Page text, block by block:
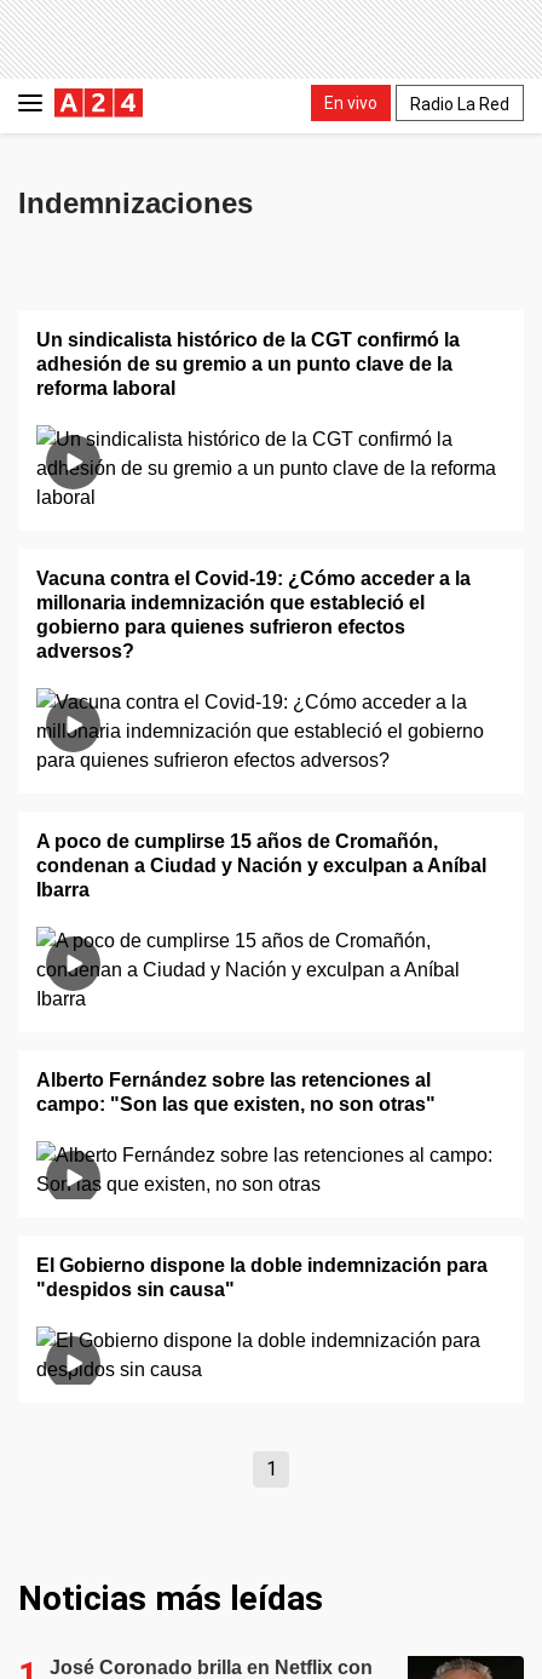
En vivo Radio La Red
Indemnizaciones
Un sindicalista histórico de la CGT confirmó la
adhesión de su gremio a un punto clave de la
reforma laboral
Vacuna contra el Covid-19: ¿Cómo acceder a la
millonaria indemnización que estableció el
gobierno para quienes sufrieron efectos
adversos?
A poco de cumplirse 15 años de Cromañón,
condenan a Ciudad y Nación y exculpan a Aníbal
Ibarra
Alberto Fernández sobre las retenciones al
campo: "Son las que existen, no son otras"
El Gobierno dispone la doble indemnización para
"despidos sin causa"
1
Noticias más leídas
José Coronado brilla en Netflix con